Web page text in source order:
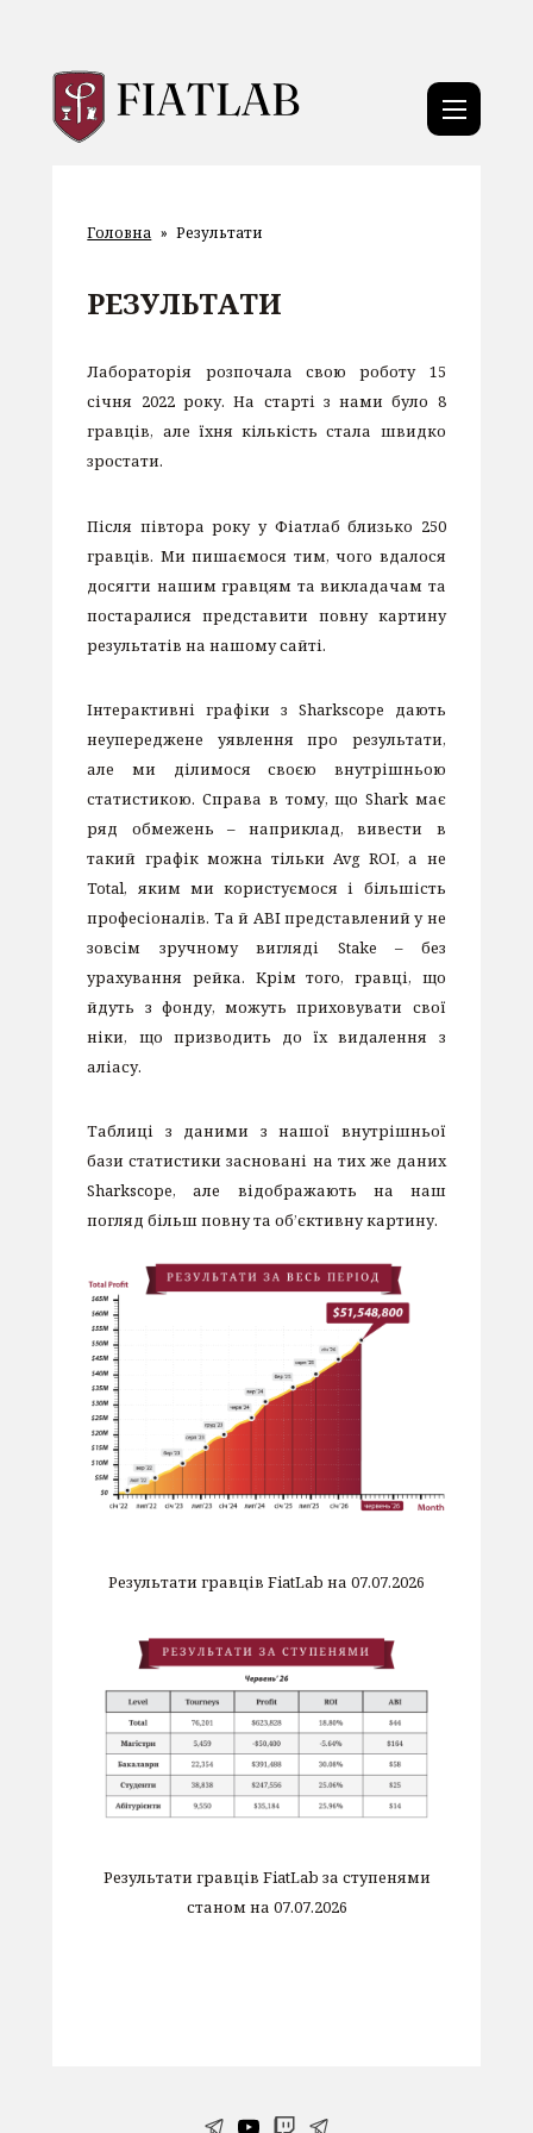
Головна » Результати
РЕЗУЛЬТАТИ
Лабораторія розпочала свою роботу 15
січня 2022 року. На старті з нами було 8
гравців, але їхня кількість стала швидко
зростати.
Після півтора року у Фіатлаб близько 250
гравців. Ми пишаємося тим, чого вдалося
досягти нашим гравцям та викладачам та
постаралися представити повну картину
результатів на нашому сайті.
Інтерактивні графіки з Sharkscope дають
неупереджене уявлення про результати,
але ми ділимося своєю внутрішньою
статистикою. Справа в тому, що Shark має
ряд обмежень – наприклад, вивести в
такий графік можна тільки Avg ROI, а не
Total, яким ми користуємося і більшість
професіоналів. Та й ABI представлений у не
зовсім зручному вигляді Stake – без
урахування рейка. Крім того, гравці, що
йдуть з фонду, можуть приховувати свої
ніки, що призводить до їх видалення з
аліасу.
Таблиці з даними з нашої внутрішньої
бази статистики засновані на тих же даних
Sharkscope, але відображають на наш
погляд більш повну та об’єктивну картину.
Результати гравців FiatLab на 07.07.2026
Результати гравців FiatLab за ступенями
станом на 07.07.2026